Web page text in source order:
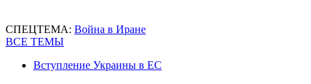
СПЕЦТЕМА: Война в Иране
ВСЕ ТЕМЫ
Вступление Украины в ЕС